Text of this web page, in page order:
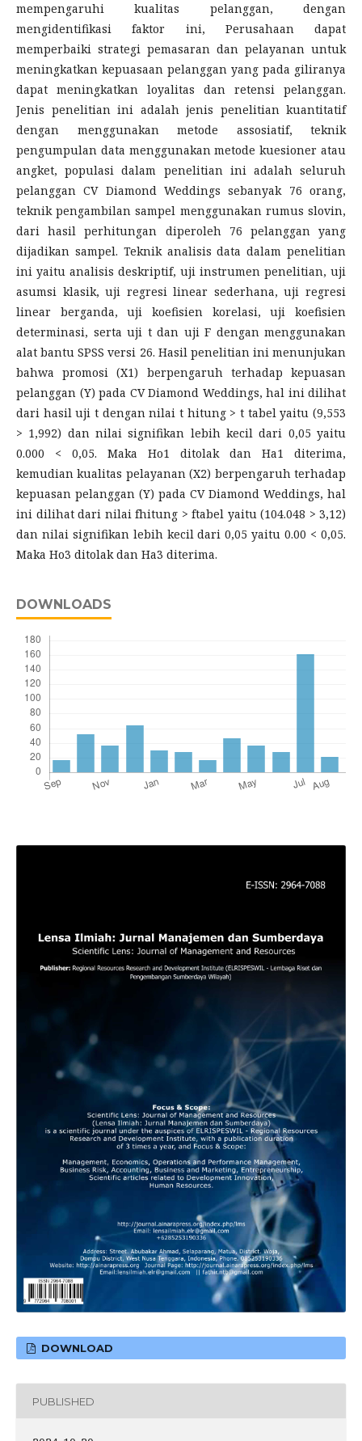
mempengaruhi kualitas pelanggan, dengan
mengidentifikasi faktor ini, Perusahaan dapat
memperbaiki strategi pemasaran dan pelayanan untuk
meningkatkan kepuasaan pelanggan yang pada giliranya
dapat meningkatkan loyalitas dan retensi pelanggan.
Jenis penelitian ini adalah jenis penelitian kuantitatif
dengan menggunakan metode assosiatif, teknik
pengumpulan data menggunakan metode kuesioner atau
angket, populasi dalam penelitian ini adalah seluruh
pelanggan CV Diamond Weddings sebanyak 76 orang,
teknik pengambilan sampel menggunakan rumus slovin,
dari hasil perhitungan diperoleh 76 pelanggan yang
dijadikan sampel. Teknik analisis data dalam penelitian
ini yaitu analisis deskriptif, uji instrumen penelitian, uji
asumsi klasik, uji regresi linear sederhana, uji regresi
linear berganda, uji koefisien korelasi, uji koefisien
determinasi, serta uji t dan uji F dengan menggunakan
alat bantu SPSS versi 26. Hasil penelitian ini menunjukan
bahwa promosi (X1) berpengaruh terhadap kepuasan
pelanggan (Y) pada CV Diamond Weddings, hal ini dilihat
dari hasil uji t dengan nilai t hitung > t tabel yaitu (9,553
> 1,992) dan nilai signifikan lebih kecil dari 0,05 yaitu
0.000 < 0,05. Maka Ho1 ditolak dan Ha1 diterima,
kemudian kualitas pelayanan (X2) berpengaruh terhadap
kepuasan pelanggan (Y) pada CV Diamond Weddings, hal
ini dilihat dari nilai fhitung > ftabel yaitu (104.048 > 3,12)
dan nilai signifikan lebih kecil dari 0,05 yaitu 0.00 < 0,05.
Maka Ho3 ditolak dan Ha3 diterima.
DOWNLOADS
DOWNLOAD
PUBLISHED